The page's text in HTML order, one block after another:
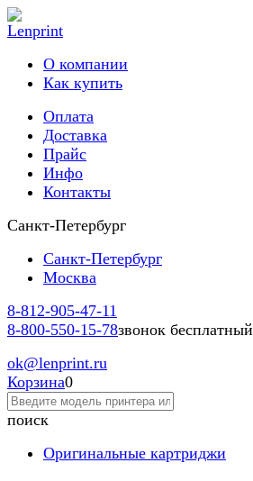
О компании
Как купить
Оплата
Доставка
Прайс
Инфо
Контакты
Санкт-Петербург
Санкт-Петербург
Москва
8-812-905-47-11
8-800-550-15-78звонок бесплатный
ok@lenprint.ru
Корзина0
поиск
Оригинальные картриджи